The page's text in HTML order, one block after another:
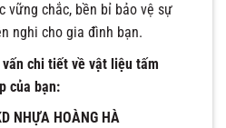
vững chắc, bền bỉ bảo vệ sự
nghi cho gia đình bạn.
chi tiết về vật liệu tấm
của bạn:
NHỰA HOÀNG HÀ